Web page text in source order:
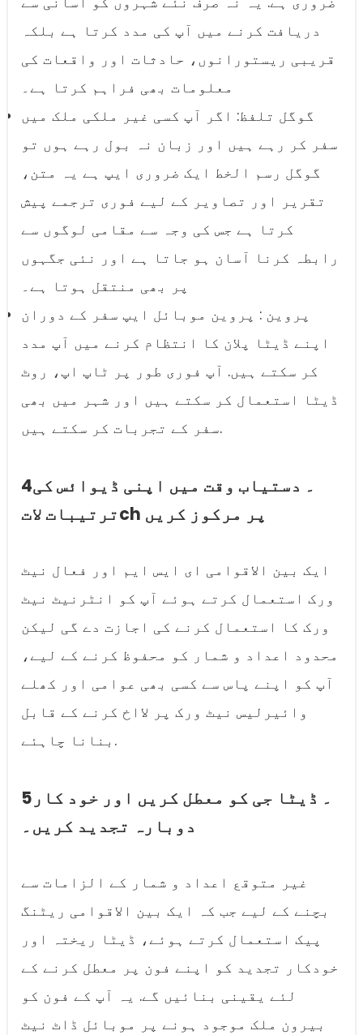
دریافت کرنے میں آپ کی مدد کرتا ہے بلکہ
قریبی ریستورانوں، حادثات اور واقعات کی
معلومات بھی فراہم کرتا ہے۔
گوگل تلفظ: اگر آپ کسی غیر ملکی ملک میں
سفر کر رہے ہیں اور زبان نہ بول رہے ہوں تو
گوگل رسم الخط ایک ضروری ایپ ہے یہ متن،
تقریر اور تصاویر کے لیے فوری ترجمے پیش
کرتا ہے جس کی وجہ سے مقامی لوگوں سے
رابطہ کرنا آسان ہو جاتا ہے اور نئی جگہوں
پر بھی منتقل ہوتا ہے۔
پروین : پروین موبائل ایپ سفر کے دوران
اپنے ڈیٹا پلان کا انتظام کرنے میں آپ مدد
کر سکتے ہیں. آپ فوری طور پر ٹاپ اپ، روٹ
ڈیٹا استعمال کر سکتے ہیں اور شہر میں بھی
سفر کے تجربات کر سکتے ہیں.
4۔ دستیاب وقت میں اپنی ڈیوائس کی
ترتیبات لاتch پر مرکوز کریں
ایک بین الاقوامی ای ایس ایم اور فعال نیٹ
ورک استعمال کرتے ہوئے آپ کو انٹرنیٹ نیٹ
ورک کا استعمال کرنے کی اجازت دے گی لیکن
محدود اعداد و شمار کو محفوظ کرنے کے لیے،
آپ کو اپنے پاس سے کسی بھی عوامی اور کھلے
وائیرلیس نیٹ ورک پر لااخ کرنے کے قابل
بنانا چاہئے.
5۔ ڈیٹا جی کو معطل کریں اور خود کار
دوبارہ تجدید کریں۔
غیر متوقع اعداد و شمار کے الزامات سے
بچنے کے لیے جب کہ ایک بین الاقوامی ریٹنگ
پیک استعمال کرتے ہوئے، ڈیٹا ریختہ اور
خودکار تجدید کو اپنے فون پر معطل کرنے کے
لئے یقینی بنائیں گے. یہ آپ کے فون کو
بیرون ملک موجود ہونے پر موبائل ڈاٹ نیٹ